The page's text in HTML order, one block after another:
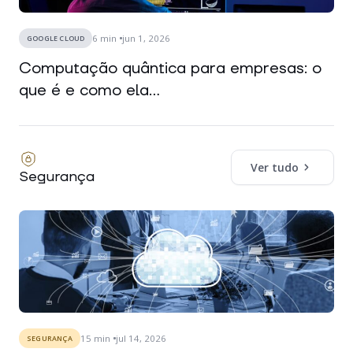
GOOGLE CLOUD 6 min jun 1, 2026
Computação quântica para empresas: o
que é e como ela...
Segurança
Ver tudo
SEGURANÇA 15 min jul 14, 2026